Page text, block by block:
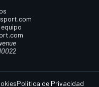
Política de Privacidad